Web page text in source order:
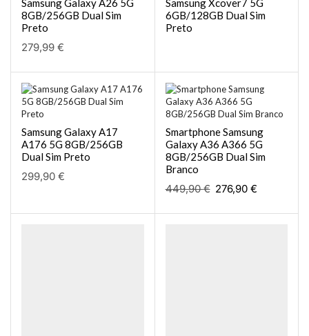
Samsung Galaxy A26 5G
8GB/256GB Dual Sim
Preto
279,99 €
Samsung Xcover7 5G
6GB/128GB Dual Sim
Preto
Samsung Galaxy A17
A176 5G 8GB/256GB
Dual Sim Preto
299,90 €
Smartphone Samsung
Galaxy A36 A366 5G
8GB/256GB Dual Sim
Branco
449,90€ 276,90 €